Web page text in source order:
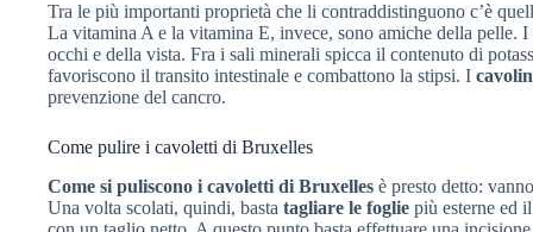
Tra le più importanti proprietà che li contraddistinguono c’è
La vitamina A e la vitamina E, invece, sono amiche della pelle.
occhi e della vista. Fra i sali minerali spicca il contenuto di
favoriscono il transito intestinale e combattono la stipsi. I
prevenzione del cancro.
Come pulire i cavoletti di Bruxelles
Come si puliscono i cavoletti di Bruxelles è presto detto:
Una volta scolati, quindi, basta tagliare le foglie più esterne ed